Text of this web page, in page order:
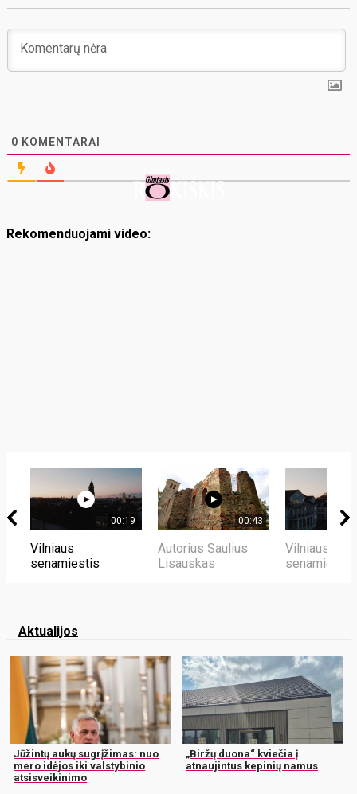
0 KOMENTARAI
Rekomenduojami video:
00:19
Vilniaus
senamiestis
00:43
Autorius Saulius
Lisauskas
Vilniaus
senamiestis
Aktualijos
Jūžintų aukų sugrįžimas: nuo
mero idėjos iki valstybinio
atsisveikinimo
„Biržų duona“ kviečia į
atnaujintus kepinių namus